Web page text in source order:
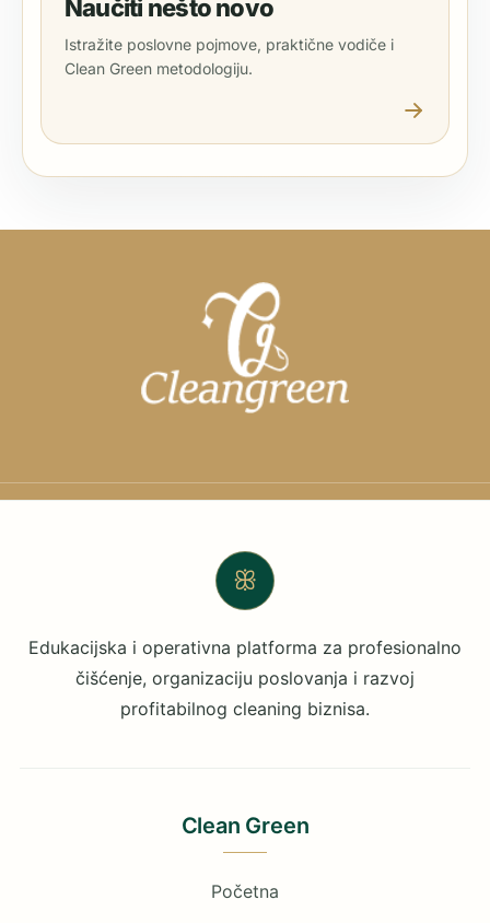
Naučiti nešto novo
Istražite poslovne pojmove, praktične vodiče i
Clean Green metodologiju.
ꕥ
Edukacijska i operativna platforma za profesionalno
čišćenje, organizaciju poslovanja i razvoj
profitabilnog cleaning biznisa.
Clean Green
Početna